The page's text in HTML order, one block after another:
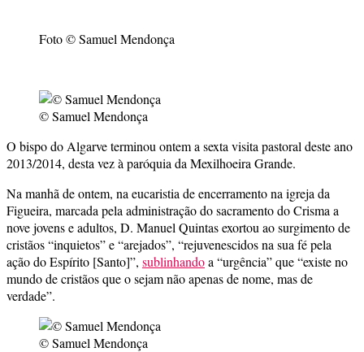
Foto © Samuel Mendonça
© Samuel Mendonça
O bispo do Algarve terminou ontem a sexta visita pastoral deste ano
2013/2014, desta vez à paróquia da Mexilhoeira Grande.
Na manhã de ontem, na eucaristia de encerramento na igreja da
Figueira, marcada pela administração do sacramento do Crisma a
nove jovens e adultos, D. Manuel Quintas exortou ao surgimento de
cristãos “inquietos” e “arejados”, “rejuvenescidos na sua fé pela
ação do Espírito [Santo]”, sublinhandoa “urgência” que “existe no
mundo de cristãos que o sejam não apenas de nome, mas de
verdade”.
© Samuel Mendonça